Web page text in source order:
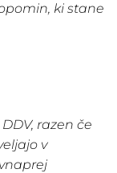
ki stane
razen če
v